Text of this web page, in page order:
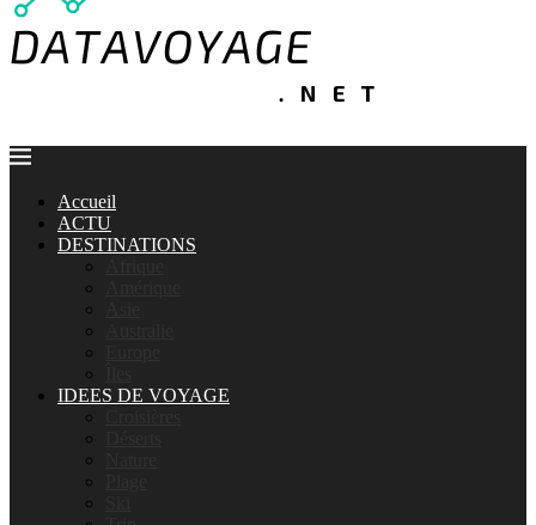
Accueil
ACTU
DESTINATIONS
IDEES DE VOYAGE